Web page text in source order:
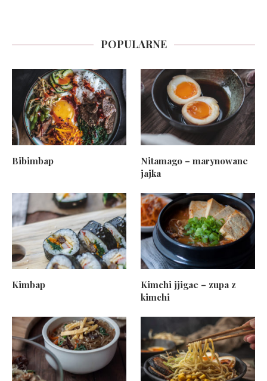
POPULARNE
Bibimbap
Nitamago – marynowane
jajka
Kimbap
Kimchi jjigae – zupa z
kimchi